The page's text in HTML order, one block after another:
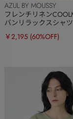
AZUL BY MOUSSY
フレンチリネン
バンリラックスシャツ
￥2,195 (60%OFF)